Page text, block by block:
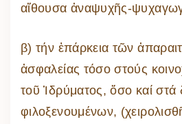
αἴθουσα ἀναψυχῆς-
β) τήν ἐπάρκεια τῶν
ἀσφαλείας τόσο στούς
τοῦ Ἱδρύματος, ὅσο καί στά
φιλοξενουμένων,